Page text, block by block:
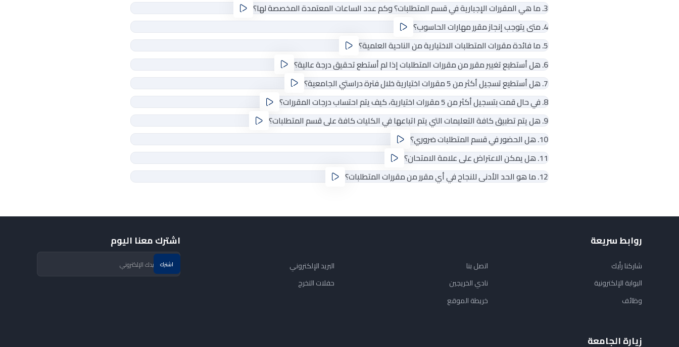
3. ما هي المقررات الإجبارية في قسم المتطلبات؟ وكم عدد الساعات المعتمدة المخصصة لها؟
4. متى يتوجب إنجاز مقرر مهارات الحاسوب؟
5. ما فائدة مقررات المتطلبات الاختيارية من الناحية العلمية؟
6. هل أستطيع تغيير مقرر من مقررات المتطلبات إذا لم أستطع تحقيق درجة عالية؟
7. هل أستطيع تسجيل أكثر من 5 مقررات اختيارية خلال فترة دراستي الجامعية؟
8. في حال قمت بتسجيل أكثر من 5 مقررات اختيارية، كيف يتم احتساب درجات المقررات؟
9. هل يتم تطبيق كافة التعليمات التي يتم اتباعها في الكليات كافة على قسم المتطلبات؟
10. هل الحضور في قسم المتطلبات ضروري؟
11. هل يمكن الاعتراض على علامة الامتحان؟
12. ما هو الحد الأدنى للنجاح في أي مقرر من مقررات المتطلبات؟
روابط سريعة
شاركنا رأيك
البوابة الإلكترونية
وظائف
اتصل بنا
نادي الخريجين
خريطة الموقع
البريد الإلكتروني
حفلات التخرج
زيارة الجامعة
اشترك معنا اليوم